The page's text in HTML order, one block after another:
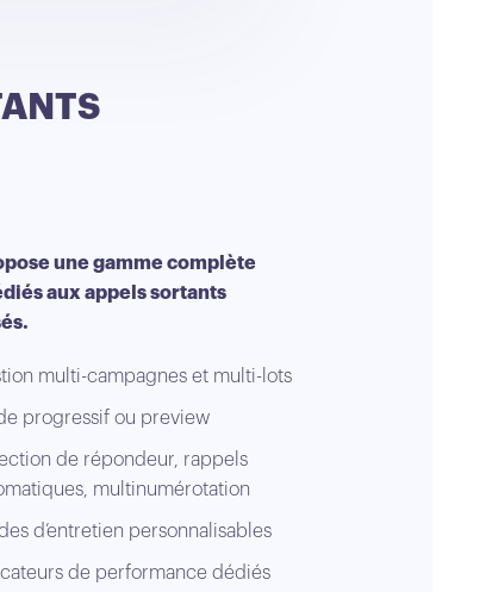
une gamme complète
aux appels sortants
multi-campagnes et multi-lots
progressif ou preview
de répondeur, rappels
multinumérotation
d’entretien personnalisables
de performance dédiés